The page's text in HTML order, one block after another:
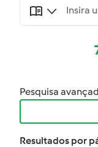
Pesquisa
Resultados por